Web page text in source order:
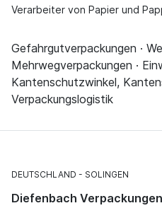
Verarbeiter von Papier und
Gefahrgutverpackungen ·
Mehrwegverpackungen ·
Kantenschutzwinkel,
Verpackungslogistik
DEUTSCHLAND SOLINGEN
Diefenbach